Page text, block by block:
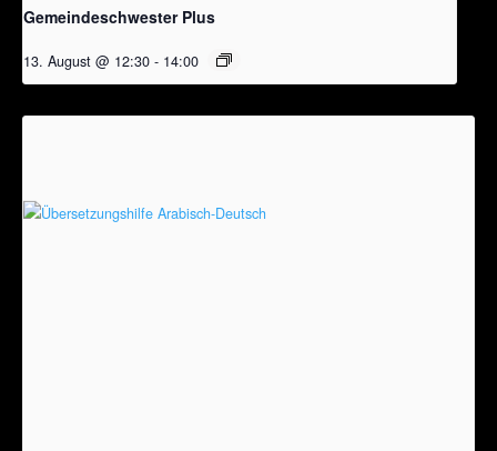
Gemeindeschwester Plus
13. August @ 12:30 - 14:00